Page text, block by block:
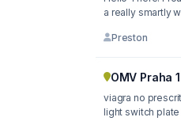
a
Preston
OMV Praha
viagra no
light switch plate